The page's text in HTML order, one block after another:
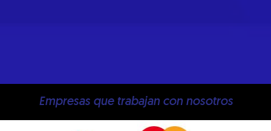
Empresas que trabajan con nosotros